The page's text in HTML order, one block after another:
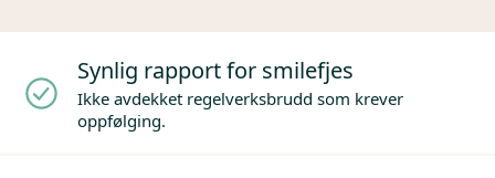
Synlig rapport for smilefjes
Ikke avdekket regelverksbrudd som krever
oppfølging.